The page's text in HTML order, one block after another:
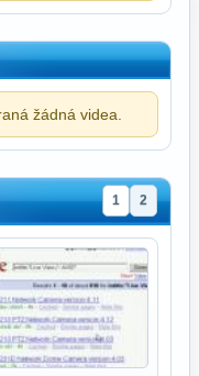
žádná videa.
1 2